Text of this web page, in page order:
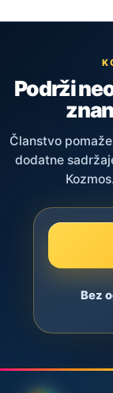
Podrži
Članstvo
dodatne
Bez